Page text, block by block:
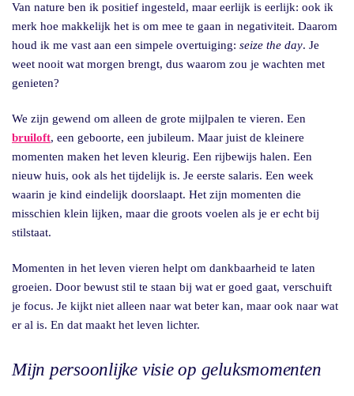
Van nature ben ik positief ingesteld, maar eerlijk is eerlijk: ook ik
merk hoe makkelijk het is om mee te gaan in negativiteit. Daarom
houd ik me vast aan een simpele overtuiging: seize the day. Je
weet nooit wat morgen brengt, dus waarom zou je wachten met
genieten?
We zijn gewend om alleen de grote mijlpalen te vieren. Een
bruiloft, een geboorte, een jubileum. Maar juist de kleinere
momenten maken het leven kleurig. Een rijbewijs halen. Een
nieuw huis, ook als het tijdelijk is. Je eerste salaris. Een week
waarin je kind eindelijk doorslaapt. Het zijn momenten die
misschien klein lijken, maar die groots voelen als je er echt bij
stilstaat.
Momenten in het leven vieren helpt om dankbaarheid te laten
groeien. Door bewust stil te staan bij wat er goed gaat, verschuift
je focus. Je kijkt niet alleen naar wat beter kan, maar ook naar wat
er al is. En dat maakt het leven lichter.
Mijn persoonlijke visie op geluksmomenten